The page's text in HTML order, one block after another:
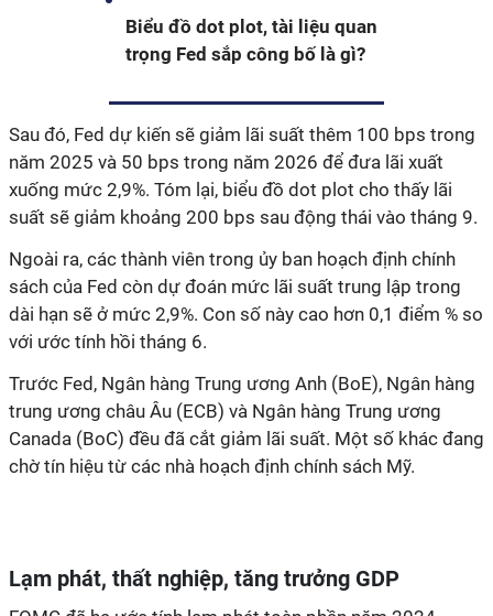
Biểu đồ dot plot, tài liệu quan
trọng Fed sắp công bố là gì?
Sau đó, Fed dự kiến sẽ giảm lãi suất thêm 100 bps trong
năm 2025 và 50 bps trong năm 2026 để đưa lãi xuất
xuống mức 2,9%. Tóm lại, biểu đồ dot plot cho thấy lãi
suất sẽ giảm khoảng 200 bps sau động thái vào tháng 9.
Ngoài ra, các thành viên trong ủy ban hoạch định chính
sách của Fed còn dự đoán mức lãi suất trung lập trong
dài hạn sẽ ở mức 2,9%. Con số này cao hơn 0,1 điểm % so
với ước tính hồi tháng 6.
Trước Fed, Ngân hàng Trung ương Anh (BoE), Ngân hàng
trung ương châu Âu (ECB) và Ngân hàng Trung ương
Canada (BoC) đều đã cắt giảm lãi suất. Một số khác đang
chờ tín hiệu từ các nhà hoạch định chính sách Mỹ.
Lạm phát, thất nghiệp, tăng trưởng GDP